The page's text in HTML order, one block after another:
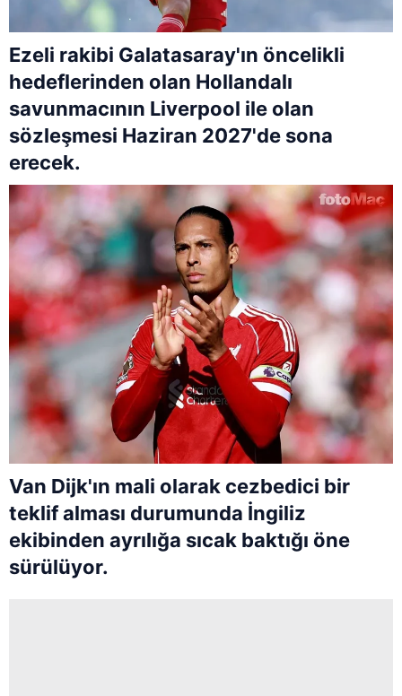
Ezeli rakibi Galatasaray'ın öncelikli
hedeflerinden olan Hollandalı
savunmacının Liverpool ile olan
sözleşmesi Haziran 2027'de sona
erecek.
Van Dijk'ın mali olarak cezbedici bir
teklif alması durumunda İngiliz
ekibinden ayrılığa sıcak baktığı öne
sürülüyor.